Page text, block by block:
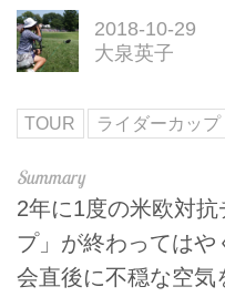
2018-10-29
大泉英子
TOUR ライダーカップ
2年に1度の米欧対
プ」が終わってはや
会直後に不穏な空気